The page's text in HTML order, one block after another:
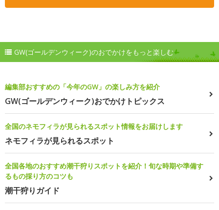
GW(ゴールデンウィーク)のおでかけをもっと楽しむ
編集部おすすめの「今年のGW」の楽しみ方を紹介
GW(ゴールデンウィーク)おでかけトピックス
全国のネモフィラが見られるスポット情報をお届けします
ネモフィラが見られるスポット
全国各地のおすすめ潮干狩りスポットを紹介！旬な時期や準備す
るもの採り方のコツも
潮干狩りガイド